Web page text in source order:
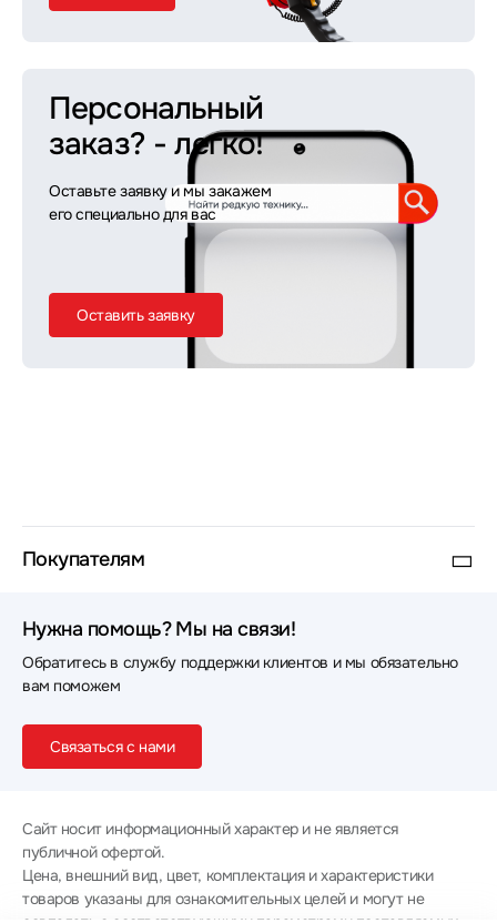
Персональный
заказ? - легко!
Оставьте заявку и мы закажем
его специально для вас
Оставить заявку
Покупателям
Нужна помощь? Мы на связи!
Обратитесь в службу поддержки клиентов и мы обязательно
вам поможем
Связаться с нами
Сайт носит информационный характер и не является
публичной офертой.
Цена, внешний вид, цвет, комплектация и характеристики
товаров указаны для ознакомительных целей и могут не